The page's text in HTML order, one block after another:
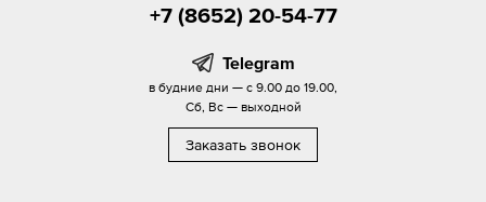
+7 (8652) 20-54-77
Telegram
в будние дни — с 9.00 до 19.00,
Сб, Вс — выходной
Заказать звонок